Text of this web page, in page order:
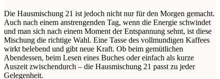
Die Hausmischung 21 ist jedoch nicht nur für den Morgen gemacht.
Auch nach einem anstrengenden Tag, wenn die Energie schwindet
und man sich nach einem Moment der Entspannung sehnt, ist diese
Mischung die richtige Wahl. Eine Tasse des vollmundigen Kaffees
wirkt belebend und gibt neue Kraft. Ob beim gemütlichen
Abendessen, beim Lesen eines Buches oder einfach als kurze
Auszeit zwischendurch – die Hausmischung 21 passt zu jeder
Gelegenheit.